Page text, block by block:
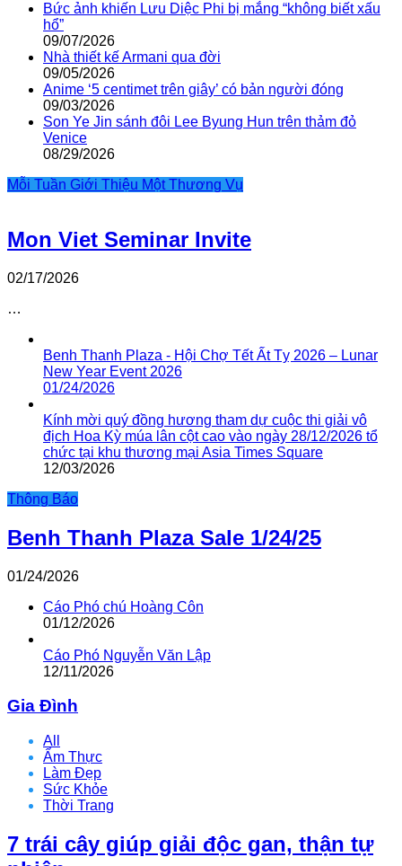
Bức ảnh khiến Lưu Diệc Phi bị mắng “không biết xấu
hổ”
09/07/2026
Nhà thiết kế Armani qua đời
09/05/2026
Anime ‘5 centimet trên giây’ có bản người đóng
09/03/2026
Son Ye Jin sánh đôi Lee Byung Hun trên thảm đỏ
Venice
08/29/2026
Mỗi Tuần Giới Thiệu Một Thương Vụ
Mon Viet Seminar Invite
02/17/2026
…
Benh Thanh Plaza - Hội Chợ Tết Ất Tỵ 2026 – Lunar
New Year Event 2026
01/24/2026
Kính mời quý đồng hương tham dự cuộc thi giải vô
địch Hoa Kỳ múa lân cột cao vào ngày 28/12/2026 tổ
chức tại khu thương mại Asia Times Square
12/03/2026
Thông Báo
Benh Thanh Plaza Sale 1/24/25
01/24/2026
Cáo Phó chú Hoàng Côn
01/12/2026
Cáo Phó Nguyễn Văn Lập
12/11/2026
Gia Đình
All
Ẩm Thực
Làm Đẹp
Sức Khỏe
Thời Trang
7 trái cây giúp giải độc gan, thận tự